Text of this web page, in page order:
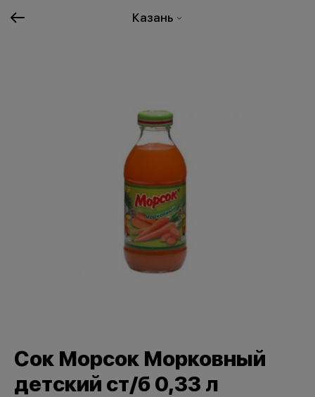
Казань
Сок Морсок Морковный
детский ст/б 0,33 л